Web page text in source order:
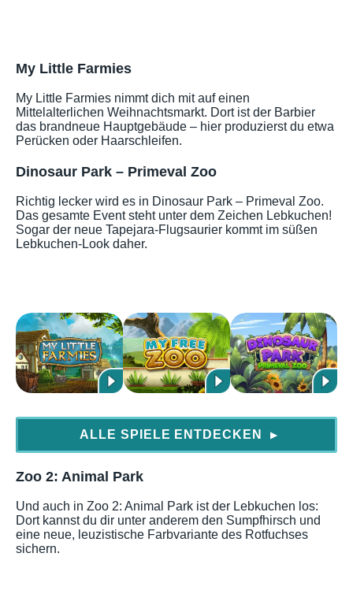
My Little Farmies
My Little Farmies nimmt dich mit auf einen
Mittelalterlichen Weihnachtsmarkt. Dort ist der Barbier
das brandneue Hauptgebäude – hier produzierst du etwa
Perücken oder Haarschleifen.
Dinosaur Park – Primeval Zoo
Richtig lecker wird es in Dinosaur Park – Primeval Zoo.
Das gesamte Event steht unter dem Zeichen Lebkuchen!
Sogar der neue Tapejara-Flugsaurier kommt im süßen
Lebkuchen-Look daher.
ALLE SPIELE ENTDECKEN ▶
Zoo 2: Animal Park
Und auch in Zoo 2: Animal Park ist der Lebkuchen los:
Dort kannst du dir unter anderem den Sumpfhirsch und
eine neue, leuzistische Farbvariante des Rotfuchses
sichern.